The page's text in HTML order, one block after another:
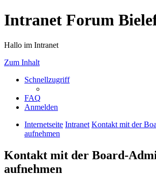
Intranet Forum
Hallo im Intranet
Zum Inhalt
Schnellzugriff
FAQ
Anmelden
Internetseite Intranet Kontakt mit der
aufnehmen
Kontakt mit der Board-
aufnehmen